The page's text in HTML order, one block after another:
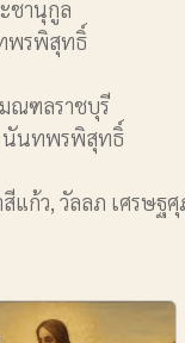
ชานุกูล
พรพิสุทธิ์
ณฑลราชบุรี
นันทพรพิสุทธิ์
แก้ว, วัลลภ เศรษฐ